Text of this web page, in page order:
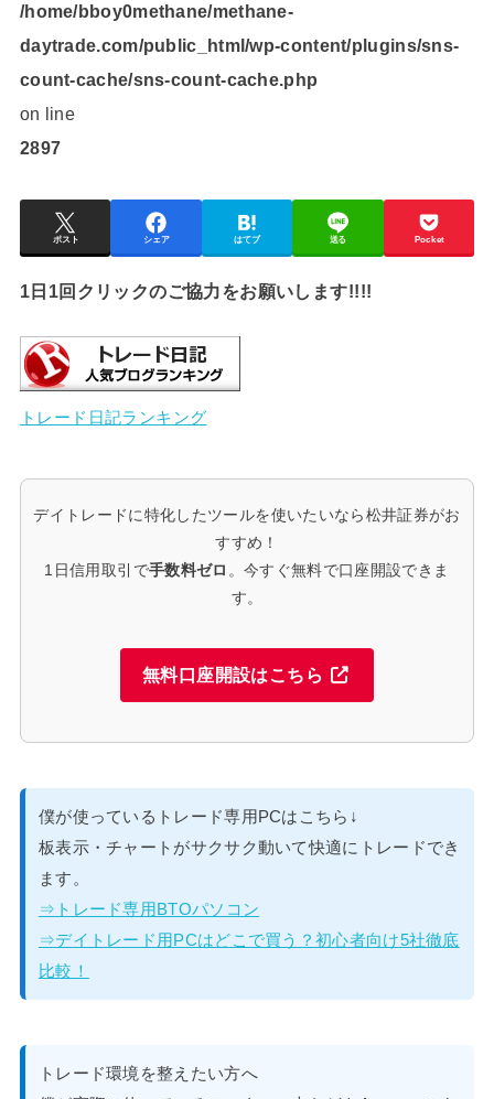
/home/bboy0methane/methane-
daytrade.com/public_html/wp-content/plugins/sns-
count-cache/sns-count-cache.php
on line
2897
ポスト シェア はてブ 送る Pocket
1日1回クリックのご協力をお願いします!!!!
トレード日記ランキング
デイトレードに特化したツールを使いたいなら松井証券がお
すすめ！
1日信用取引で手数料ゼロ 。今すぐ無料で口座開設できま
す。
無料口座開設はこちら
僕が使っているトレード専用PCはこちら↓
板表示・チャートがサクサク動いて快適にトレードでき
ます。
⇒トレード専用BTOパソコン
⇒デイトレード用PCはどこで買う？初心者向け5社徹底
比較！
トレード環境を整えたい方へ